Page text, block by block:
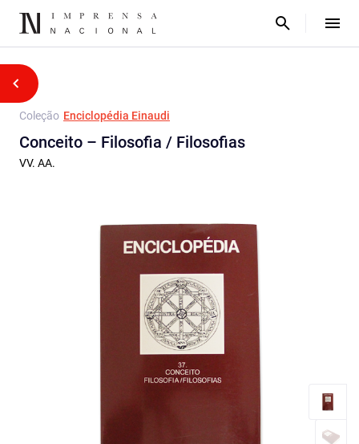
Coleção Enciclopédia Einaudi
Conceito – Filosofia / Filosofias
VV. AA.